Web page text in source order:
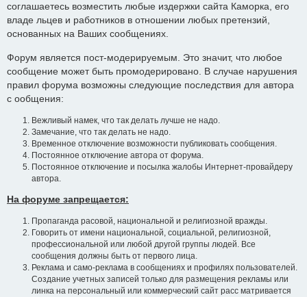
соглашаетесь возместить любые издержки сайта Каморка, его
владе льцев и работников в отношении любых претензий,
основанных на Ваших сообщениях.
Форум является пост-модерируемым. Это значит, что любое
сообщение может быть промодерировано. В случае нарушения
правил форума возможны следующие последствия для автора
с ообщения:
Вежливый намек, что так делать лучше не надо.
Замечание, что так делать не надо.
Временное отключение возможности публиковать сообщения.
Постоянное отключение автора от форума.
Постоянное отключение и посылка жалобы Интернет-провайдеру
автора.
На форуме запрещается:
Пропаганда расовой, национальной и религиозной вражды.
Говорить от имени национальной, социальной, религиозной,
профессиональной или любой другой группы людей. Все
сообщения должны быть от первого лица.
Реклама и само-реклама в сообщениях и профилях пользователей.
Создание учетных записей только для размещения рекламы или
линка на персональный или коммерческий сайт расс матривается